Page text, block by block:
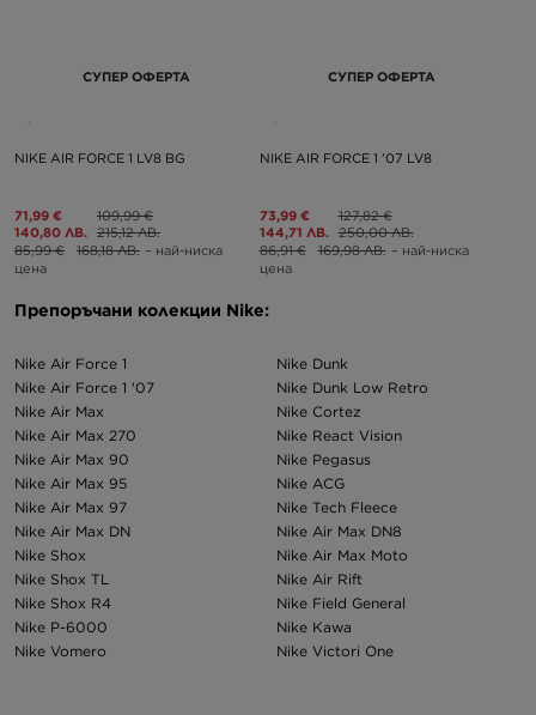
СУПЕР ОФЕРТА
NIKE AIR FORCE 1 LV8 BG
71,99 €
140,80 ЛВ.
109,99 €
215,12 ЛВ.
85,99 €
168,18 ЛВ. – най-ниска
цена
СУПЕР ОФЕРТА
NIKE AIR FORCE 1 '07 LV8
73,99 €
144,71 ЛВ.
127,82 €
250,00 ЛВ.
86,91 €
169,98 ЛВ. – най-ниска
цена
Препоръчани колекции Nike:
Nike Air Force 1
Nike Air Force 1 '07
Nike Air Max
Nike Air Max 270
Nike Air Max 90
Nike Air Max 95
Nike Air Max 97
Nike Air Max DN
Nike Shox
Nike Shox TL
Nike Shox R4
Nike P-6000
Nike Vomero
Nike Dunk
Nike Dunk Low Retro
Nike Cortez
Nike React Vision
Nike Pegasus
Nike ACG
Nike Tech Fleece
Nike Air Max DN8
Nike Air Max Moto
Nike Air Rift
Nike Field General
Nike Kawa
Nike Victori One